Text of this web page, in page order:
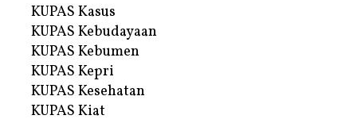
KUPAS Kasus
KUPAS Kebudayaan
KUPAS Kebumen
KUPAS Kepri
KUPAS Kesehatan
KUPAS Kiat